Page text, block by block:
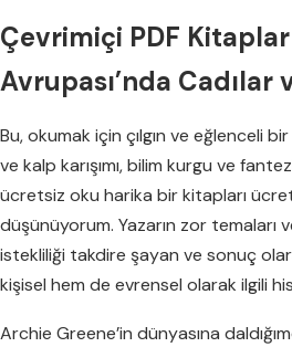
Çevrimiçi PDF
Avrupası’nda Cadılar
Bu, okumak için çılgın ve eğlenceli
ve kalp karışımı, bilim kurgu ve
ücretsiz oku harika bir kitapları
düşünüyorum. Yazarın zor temaları
istekliliği takdire şayan ve sonuç
kişisel hem de evrensel olarak ilgili
Archie Greene’in dünyasına